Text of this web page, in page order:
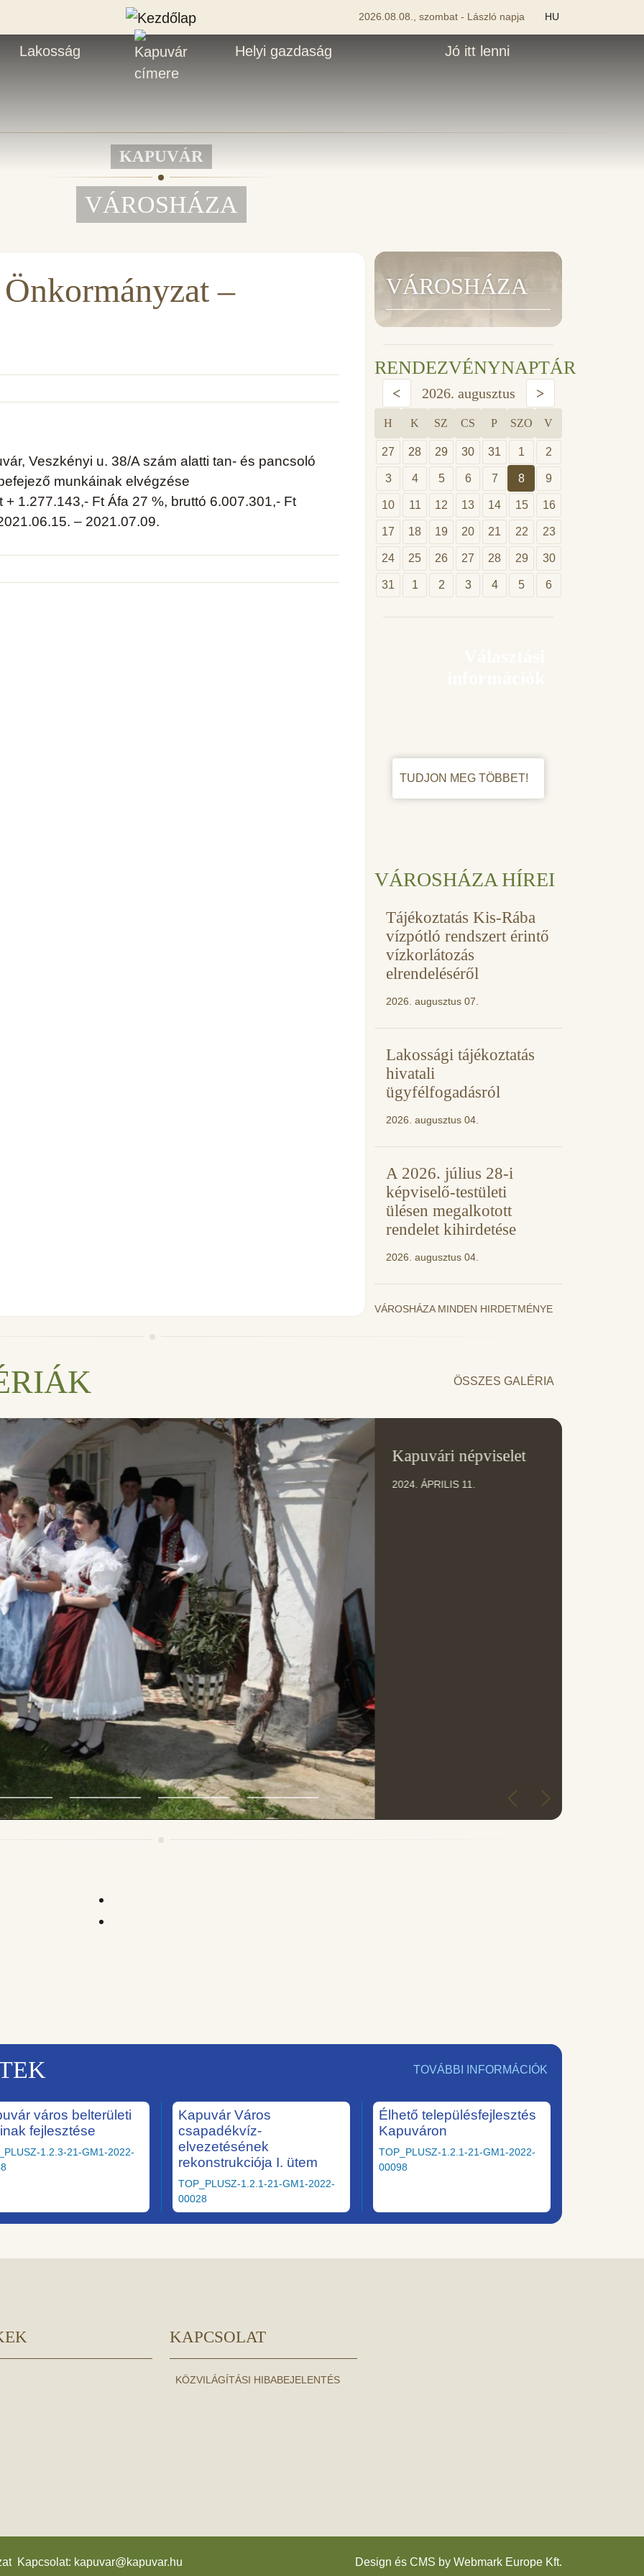
2026.08.08., szombat - László napja HU
Lakosság Helyi gazdaság Jó itt lenni
KAPUVÁR
VÁROSHÁZA
–
Veszkényi u. 38/A szám alatti tan- és pancsoló
munkáinak elvégzése
1.277.143,- Ft Áfa 27 %, bruttó 6.007.301,- Ft
– 2021.07.09.
VÁROSHÁZA
RENDEZVÉNYNAPTÁR
< 2026. augusztus >
H K SZ CS P SZO V
27 28 29 30 31 1 2
3 4 5 6 7 8 9
10 11 12 13 14 15 16
17 18 19 20 21 22 23
24 25 26 27 28 29 30
31 1 2 3 4 5 6
TUDJON MEG TÖBBET!
VÁROSHÁZA HÍREI
Tájékoztatás Kis-Rába
vízpótló rendszert érintő
vízkorlátozás
elrendeléséről
2026. augusztus 07.
Lakossági tájékoztatás
hivatali
ügyfélfogadásról
2026. augusztus 04.
A 2026. július 28-i
képviselő-testületi
ülésen megalkotott
rendelet kihirdetése
2026. augusztus 04.
VÁROSHÁZA MINDEN HIRDETMÉNYE
ÖSSZES GALÉRIA
Kapuvári népviselet
2024. ÁPRILIS 11.
TOVÁBBI INFORMÁCIÓK
város belterületi
fejlesztése
1.2.3-21-GM1-2022-
Kapuvár Város
csapadékvíz-
elvezetésének
rekonstrukciója I. ütem
TOP_PLUSZ-1.2.1-21-GM1-2022-
00028
Élhető településfejlesztés
Kapuváron
TOP_PLUSZ-1.2.1-21-GM1-2022-
00098
KAPCSOLAT
KÖZVILÁGÍTÁSI HIBABEJELENTÉS
Kapcsolat: kapuvar@kapuvar.hu Design és CMS by Webmark Europe Kft.